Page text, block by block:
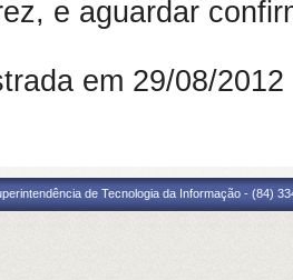
e aguardar
em 29/08/
de Tecnologia da Informação - (84)